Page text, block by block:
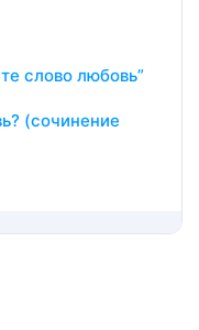
слово любовь”
(сочинение